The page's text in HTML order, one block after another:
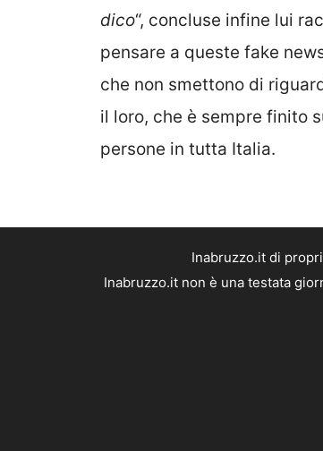
dico“, concluse infine lui
pensare a queste fake
che non smettono di
il loro, che è sempre finito
persone in tutta Italia.
Inabruzzo.it di
Inabruzzo.it non è una testata